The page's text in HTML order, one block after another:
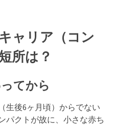
ャリア（コン
所は？
てから
生後6ヶ月頃）からでない
パクトが故に、小さな赤ち